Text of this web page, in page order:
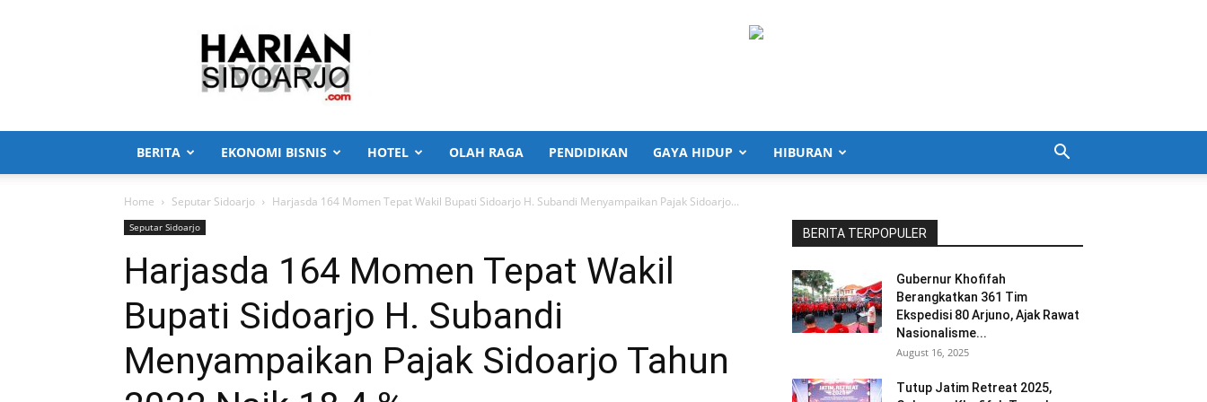
Harian
Sidoarjo
BERITA EKONOMI BISNIS HOTEL OLAH RAGA PENDIDIKAN GAYA HIDUP HIBURAN
Home Seputar Sidoarjo Harjasda 164 Momen Tepat Wakil Bupati Sidoarjo H. Subandi Menyampaikan Pajak Sidoarjo...
Seputar Sidoarjo
Harjasda 164 Momen Tepat Wakil
Bupati Sidoarjo H. Subandi
Menyampaikan Pajak Sidoarjo Tahun
BERITA TERPOPULER
Gubernur Khofifah
Berangkatkan 361 Tim
Ekspedisi 80 Arjuno, Ajak Rawat
Nasionalisme...
August 16, 2025
Tutup Jatim Retreat 2025,